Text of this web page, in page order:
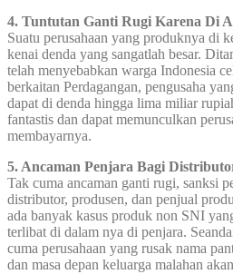
4. Tuntutan Ganti Rugi Karena Di
Suatu perusahaan yang produknya di
kenai denda yang sangatlah besar.
telah menyebabkan warga Indonesia
berkaitan Perdagangan, pengusaha
dapat di denda hingga lima miliar
fantastis dan dapat memunculkan
membayarnya.
5. Ancaman Penjara Bagi
Tak cuma ancaman ganti rugi, sanksi
distributor, produsen, dan penjual
ada banyak kasus produk non SNI
terlibat di dalam nya di penjara.
cuma perusahaan yang rusak nama
dan masa depan keluarga malahan